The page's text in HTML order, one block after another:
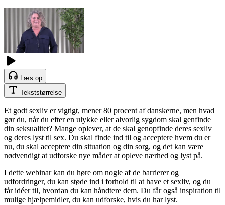
Læs op
Tekststørrelse
Et godt sexliv er vigtigt, mener 80 procent af danskerne, men hvad
gør du, når du efter en ulykke eller alvorlig sygdom skal genfinde
din seksualitet? Mange oplever, at de skal genopfinde deres sexliv
og deres lyst til sex. Du skal finde ind til og acceptere hvem du er
nu, du skal acceptere din situation og din sorg, og det kan være
nødvendigt at udforske nye måder at opleve nærhed og lyst på.
I dette webinar kan du høre om nogle af de barrierer og
udfordringer, du kan støde ind i forhold til at have et sexliv, og du
får idéer til, hvordan du kan håndtere dem. Du får også inspiration til
mulige hjælpemidler, du kan udforske, hvis du har lyst.